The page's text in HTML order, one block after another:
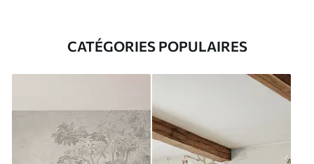
CATÉGORIES POPULAIRES